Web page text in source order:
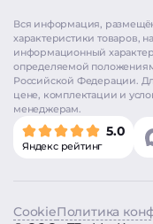
Вся информация,
характеристики товаров,
информационный
определяемой
Российской Федерации.
цене, комплектации и
менеджерам.
5.0
Яндекс рейтинг
CookieПолитика
Мы используем
работы сайта.
соглашаетесь на